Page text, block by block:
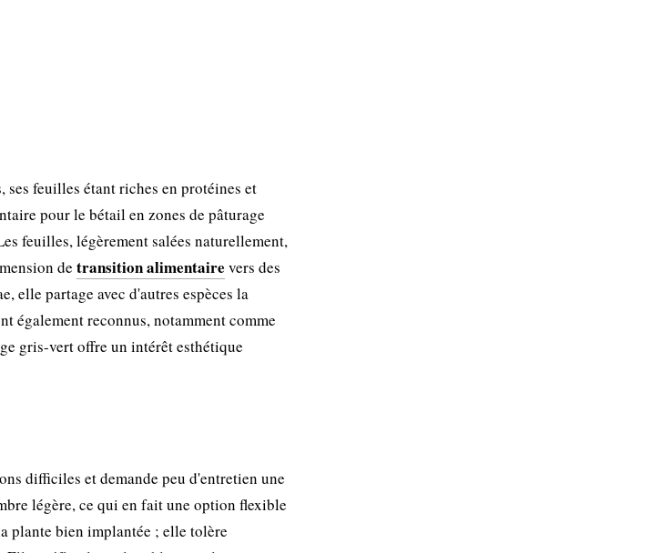
feuilles étant riches en protéines et
pour le bétail en zones de pâturage
feuilles, légèrement salées naturellement,
de transition alimentaire vers des
elle partage avec d'autres espèces la
également reconnus, notamment comme
gris-vert offre un intérêt esthétique
difficiles et demande peu d'entretien une
légère, ce qui en fait une option flexible
plante bien implantée ; elle tolère